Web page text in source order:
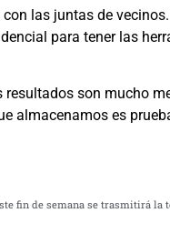
las juntas de
para tener las
son mucho
almacenamos es
fin de semana se trasmitirá la